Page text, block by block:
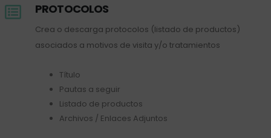
PROTOCOLOS
Crea o descarga protocolos (listado de productos)
asociados a motivos de visita y/o tratamientos
Título
Pautas a seguir
Listado de productos
Archivos / Enlaces Adjuntos